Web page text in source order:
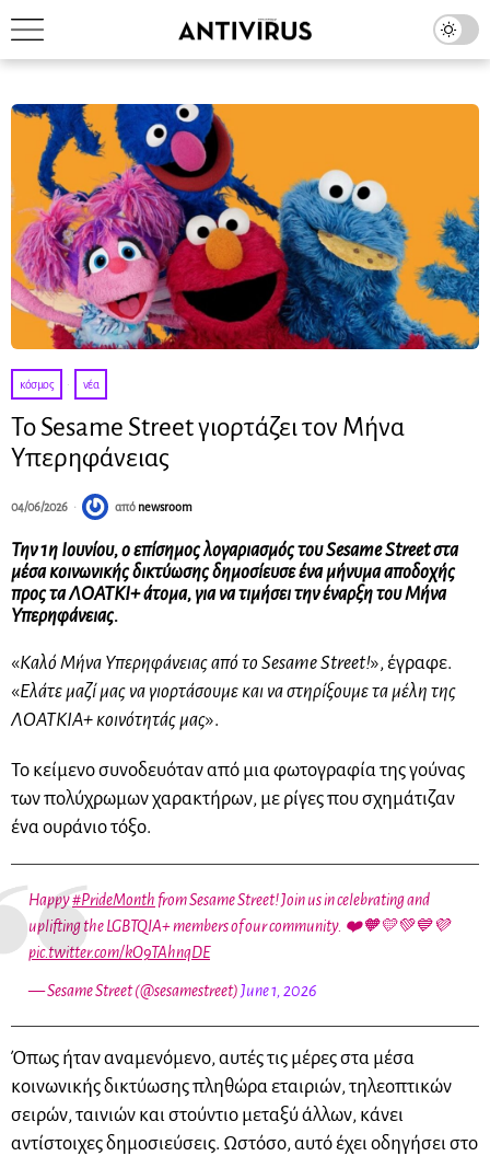
κόσμος · νέα
Το Sesame Street γιορτάζει τον Μήνα
Υπερηφάνειας
04/06/2026 από newsroom
Την 1η Ιουνίου, ο επίσημος λογαριασμός του Sesame Street στα
μέσα κοινωνικής δικτύωσης δημοσίευσε ένα μήνυμα αποδοχής
προς τα ΛΟΑΤΚΙ+ άτομα, για να τιμήσει την έναρξη του Μήνα
Υπερηφάνειας.
«Καλό Μήνα Υπερηφάνειας από το Sesame Street!», έγραφε.
«Ελάτε μαζί μας να γιορτάσουμε και να στηρίξουμε τα μέλη της
ΛΟΑΤΚΙΑ+ κοινότητάς μας».
Το κείμενο συνοδευόταν από μια φωτογραφία της γούνας
των πολύχρωμων χαρακτήρων, με ρίγες που σχημάτιζαν
ένα ουράνιο τόξο.
Happy#PrideMonth from Sesame Street! Join us in celebrating and
uplifting the LGBTQIA+ members of our community. ❤️🧡💛💚💙💜
pic.twitter.com/kO9TAhnqDE
— Sesame Street (@sesamestreet)June 1, 2026
Όπως ήταν αναμενόμενο, αυτές τις μέρες στα μέσα
κοινωνικής δικτύωσης πληθώρα εταιριών, τηλεοπτικών
σειρών, ταινιών και στούντιο μεταξύ άλλων, κάνει
αντίστοιχες δημοσιεύσεις. Ωστόσο, αυτό έχει οδηγήσει στο